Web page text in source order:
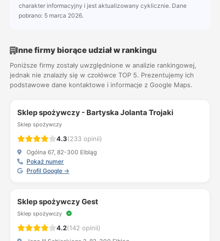
charakter informacyjny i jest aktualizowany cyklicznie. Dane
pobrano: 5 marca 2026.
Inne firmy biorące udział w rankingu
Poniższe firmy zostały uwzględnione w analizie rankingowej,
jednak nie znalazły się w czołówce TOP 5. Prezentujemy ich
podstawowe dane kontaktowe i informacje z Google Maps.
Sklep spożywczy - Bartyska Jolanta Trojaki
Sklep spożywczy
4.3(233 opinii)
Ogólna 67, 82-300 Elbląg
Pokaż numer
Profil Google →
Sklep spożywczy Gest
Sklep spożywczy
4.2(142 opinii)